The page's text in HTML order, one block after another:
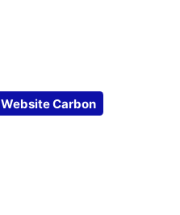
Website Carbon